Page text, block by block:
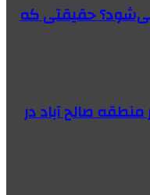
می‌شود؟ حقیقتی که
صالح آباد در